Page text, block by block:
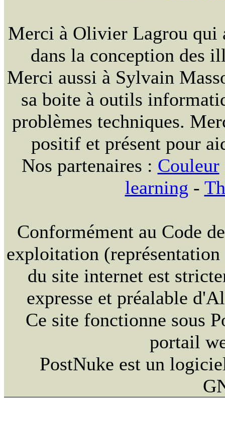
Merci à Olivier Lagrou qui
dans la conception des
Merci aussi à Sylvain
sa boite à outils
problèmes techniques.
positif et présent pour
Nos partenaires : Couleur
learning -
Conformément au Code
exploitation
du site internet est
expresse et préalable
Ce site fonctionne sous
portail
PostNuke est un